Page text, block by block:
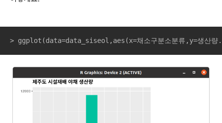
> ggplot(data=data_siseol,aes(x=채소구분소분류,y=생산